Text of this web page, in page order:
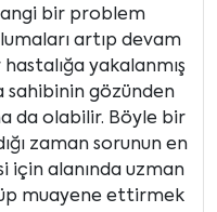
bir problem
artıp devam
yakalanmış
sahibinin gözünden
da olabilir. Böyle bir
zaman sorunun en
için alanında uzman
muayene ettirmek